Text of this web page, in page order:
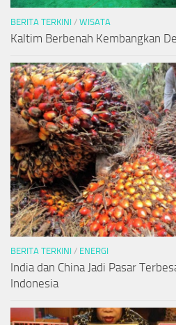
BERITA TERKINI / WISATA
Kaltim Berbenah Kembangkan
BERITA TERKINI / ENERGI
India dan China Jadi Pasar
Indonesia